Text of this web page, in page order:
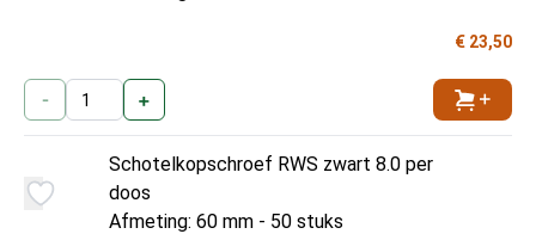
€ 23,50
- +
Schotelkopschroef RWS zwart 8.0 per
doos
Afmeting: 60 mm - 50 stuks